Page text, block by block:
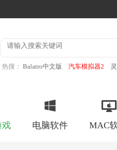
热搜： Balatro中文版 汽车模拟器2
戏 电脑软件 MAC